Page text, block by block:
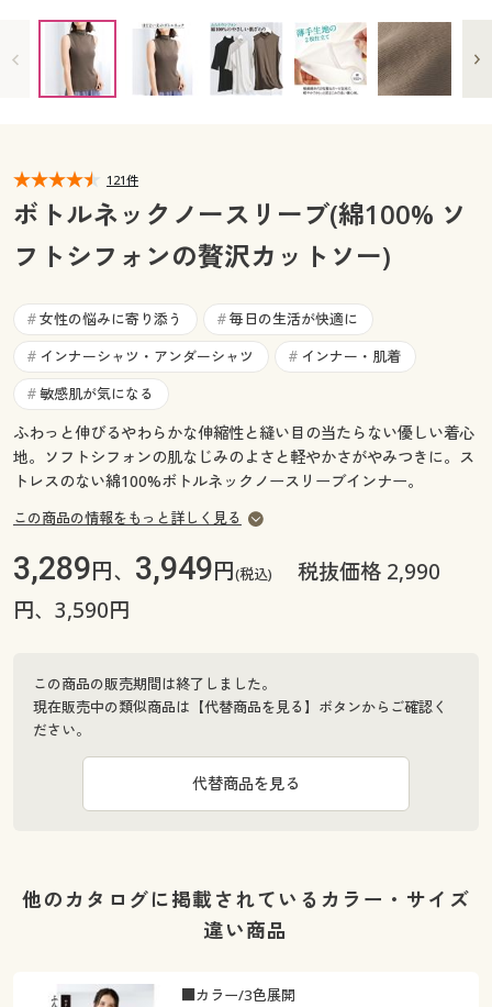
デジタルカタログ
カタログ無料プレゼント
マイページ
閲覧履歴
お気に入り
サポート
ご利用ガイド
よくある質問とお問い合わせ
カタログ無料プレゼント
会員メニュー
閲覧履歴
お気に入り
サポート
ご利用ガイド
よくある質問とお問い合わせ
121件
ボトルネックノースリーブ(綿100% ソ
フトシフォンの贅沢カットソー)
# 女性の悩みに寄り添う # 毎日の生活が快適に
# インナーシャツ・アンダーシャツ # インナー・肌着
# 敏感肌が気になる
ふわっと伸びるやわらかな伸縮性と縫い目の当たらない優しい着心
地。ソフトシフォンの肌なじみのよさと軽やかさがやみつきに。ス
トレスのない綿100%ボトルネックノースリーブインナー。
この商品の情報をもっと詳しく見る
3,289円、 3,949円(税込)
税抜価格 2,990
円、3,590円
この商品の販売期間は終了しました。
現在販売中の類似商品は【代替商品を見る】ボタンからご確認く
ださい。
代替商品を見る
他のカタログに掲載されているカラー・サイズ
違い商品
■カラー/3色展開